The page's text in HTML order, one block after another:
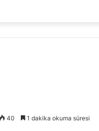
40 1 dakika okuma süresi